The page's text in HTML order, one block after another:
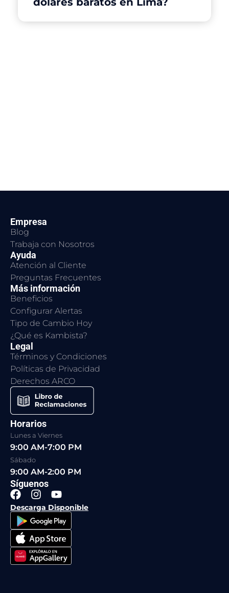
Empresa
Blog
Trabaja con Nosotros
Ayuda
Atención al Cliente
Preguntas Frecuentes
Más información
Beneficios
Configurar Alertas
Tipo de Cambio Hoy
¿Qué es Kambista?
Legal
Términos y Condiciones
Políticas de Privacidad
Derechos ARCO
Horarios
Lunes a Viernes
9:00 AM-7:00 PM
Sábado
9:00 AM-2:00 PM
Síguenos
F
a
c
e
b
o
o
k
I
n
s
t
a
g
r
a
Y
o
u
t
u
b
e
Descarga Disponible